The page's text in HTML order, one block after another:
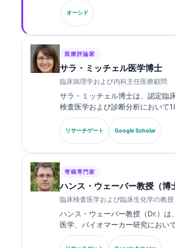
ークの医療的正確性に関する臨床
す。クライン博士は、バイオマー
査医学に関する研究・論文を幅広
オーシド
医療評論家
サラ・ミッチェル医学博士
臨床病理学および内科主任医療顧問
サラ・ミッチェル博士は、認定臨
検査医学および診断分析において
ちます。臨床化学の専門資格を有
バイオマーカーパネルおよび検査
発表しています。.
リサーチゲート Google Scholar
寄稿専門家
ハンス・ウェーバー教授（博
臨床検査医学および臨床生化学の教授
ハンス・ウェーバー教授（Dr.）は
医学、バイオマーカー研究におい
識を持ちます。ドイツ臨床化学会